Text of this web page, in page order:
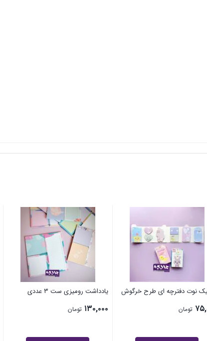
نوت دفترچه ای طرح خرگوش
تومان
یادداشت رومیزی ست ۳ عددی
۱۳۰,۰۰۰ تومان